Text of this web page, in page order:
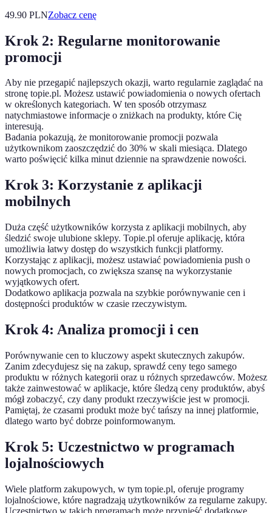
49.90 PLNZobacz cenę
Krok 2: Regularne monitorowanie
promocji
Aby nie przegapić najlepszych okazji, warto regularnie zaglądać na
stronę topie.pl. Możesz ustawić powiadomienia o nowych ofertach
w określonych kategoriach. W ten sposób otrzymasz
natychmiastowe informacje o zniżkach na produkty, które Cię
interesują.
Badania pokazują, że monitorowanie promocji pozwala
użytkownikom zaoszczędzić do 30% w skali miesiąca. Dlatego
warto poświęcić kilka minut dziennie na sprawdzenie nowości.
Krok 3: Korzystanie z aplikacji
mobilnych
Duża część użytkowników korzysta z aplikacji mobilnych, aby
śledzić swoje ulubione sklepy. Topie.pl oferuje aplikację, która
umożliwia łatwy dostęp do wszystkich funkcji platformy.
Korzystając z aplikacji, możesz ustawiać powiadomienia push o
nowych promocjach, co zwiększa szansę na wykorzystanie
wyjątkowych ofert.
Dodatkowo aplikacja pozwala na szybkie porównywanie cen i
dostępności produktów w czasie rzeczywistym.
Krok 4: Analiza promocji i cen
Porównywanie cen to kluczowy aspekt skutecznych zakupów.
Zanim zdecydujesz się na zakup, sprawdź ceny tego samego
produktu w różnych kategorii oraz u różnych sprzedawców. Możesz
także zainwestować w aplikacje, które śledzą ceny produktów, abyś
mógł zobaczyć, czy dany produkt rzeczywiście jest w promocji.
Pamiętaj, że czasami produkt może być tańszy na innej platformie,
dlatego warto być dobrze poinformowanym.
Krok 5: Uczestnictwo w programach
lojalnościowych
Wiele platform zakupowych, w tym topie.pl, oferuje programy
lojalnościowe, które nagradzają użytkowników za regularne zakupy.
Uczestnictwo w takich programach może przynieść dodatkowe